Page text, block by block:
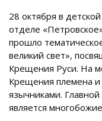
28 октября в
отделе
прошло
великий свет»,
Крещения Руси. На
Крещения племена
язычниками.
является